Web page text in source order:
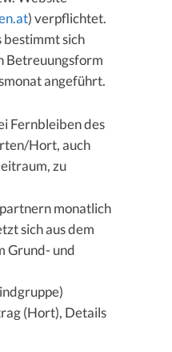
) verpflichtet.
bestimmt sich
Betreuungsform
angeführt.
Fernbleiben des
Hort, auch
zu
monatlich
sich aus dem
Grund- und
(Hort), Details